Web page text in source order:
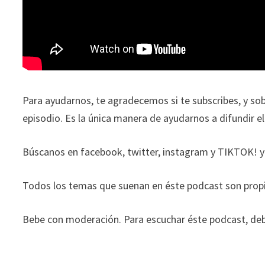
Para ayudarnos, te agradecemos si te subscribes, y
episodio. Es la única manera de ayudarnos a difundir
Búscanos en facebook, twitter, instagram y TIKTOK!
Todos los temas que suenan en éste podcast son
Bebe con moderación. Para escuchar éste podcast,